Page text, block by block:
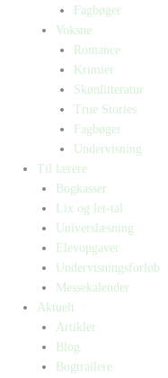
Fagbøger
Voksne
Romance
Krimier
Skønlitteratur
True Stories
Fagbøger
Undervisning
Til lærere
Bogkasser
Lix og let-tal
Universlæsning
Elevopgaver
Undervisningsforløb
Messekalender
Aktuelt
Artikler
Blog
Bogtrailere